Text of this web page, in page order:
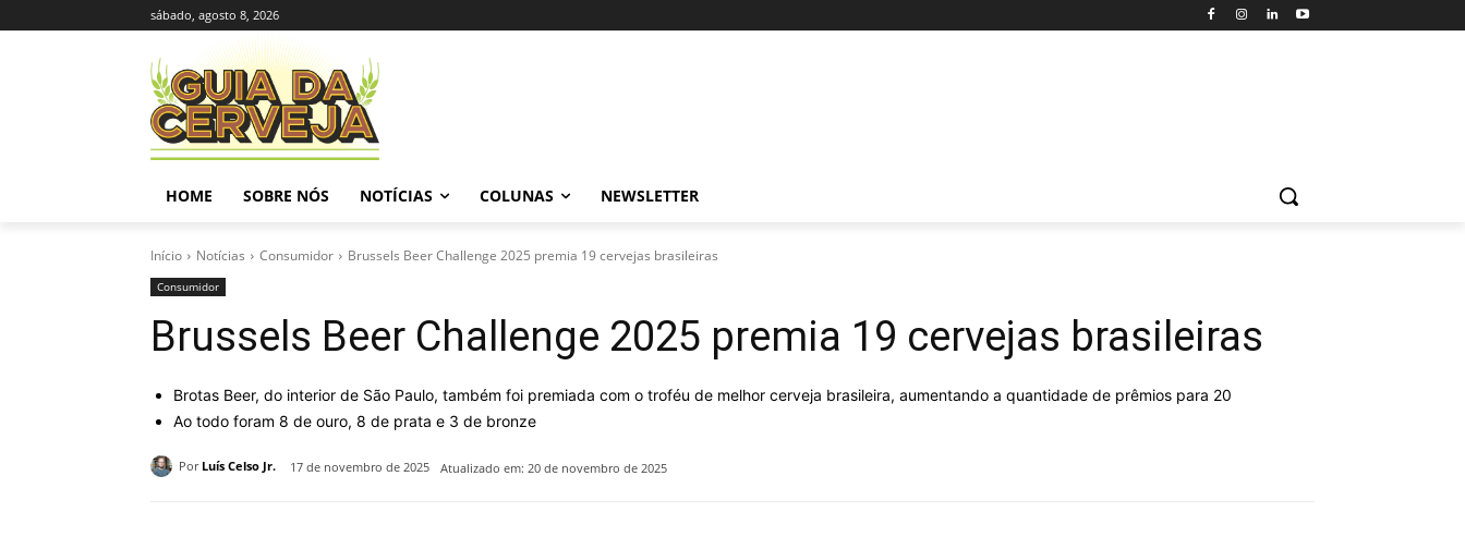
sábado, agosto 8, 2026
HOME SOBRE NÓS NOTÍCIAS COLUNAS NEWSLETTER
Início Notícias Consumidor Brussels Beer Challenge 2025 premia 19 cervejas brasileiras
Consumidor
Brussels Beer Challenge 2025 premia 19 cervejas brasileiras
Brotas Beer, do interior de São Paulo, também foi premiada com o troféu de melhor cerveja brasileira, aumentando a quantidade de prêmios para 20
Ao todo foram 8 de ouro, 8 de prata e 3 de bronze
Por Luís Celso Jr. 17 de novembro de 2025 Atualizado em: 20 de novembro de 2025